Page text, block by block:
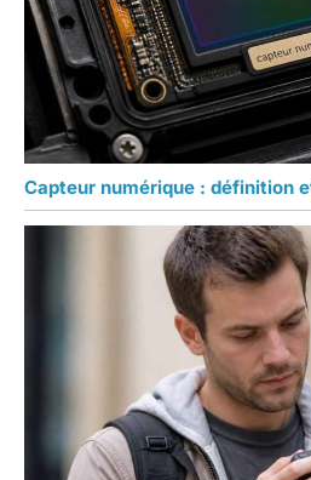
Capteur numérique : définition